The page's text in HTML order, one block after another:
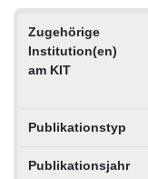
Zugehörige
Institution(en)
am KIT
Publikationstyp
Publikationsjahr